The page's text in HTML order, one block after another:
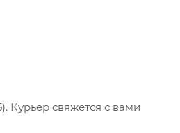
Курьер свяжется с вами